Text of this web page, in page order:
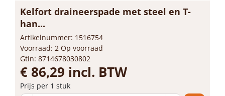
Kelfort draineerspade met steel en T-
han...
Artikelnummer: 1516754
Voorraad: 2 Op voorraad
Gtin: 8714678030802
€ 86,29 incl. BTW
Prijs per 1 stuk